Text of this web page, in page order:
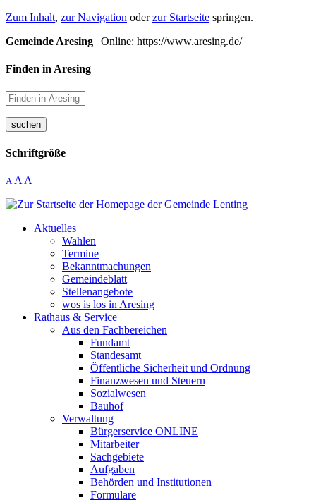
Zum Inhalt, zur Navigation oderzur Startseite springen.
Gemeinde Aresing | Online: https://www.aresing.de/
Finden in Aresing
suchen
Schriftgröße
A A A
Aktuelles
Wahlen
Termine
Bekanntmachungen
Gemeindeblatt
Stellenangebote
wos is los in Aresing
Rathaus & Service
Aus den Fachbereichen
Fundamt
Standesamt
Öffentliche Sicherheit und Ordnung
Finanzwesen und Steuern
Sozialwesen
Bauhof
Verwaltung
Bürgerservice ONLINE
Mitarbeiter
Sachgebiete
Aufgaben
Behörden und Institutionen
Formulare